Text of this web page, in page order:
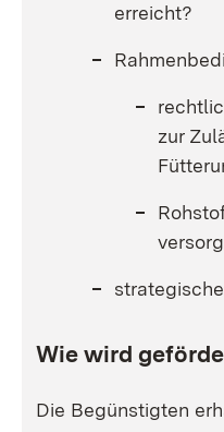
erreicht?
zur
Wie wird
Die Begünstigten